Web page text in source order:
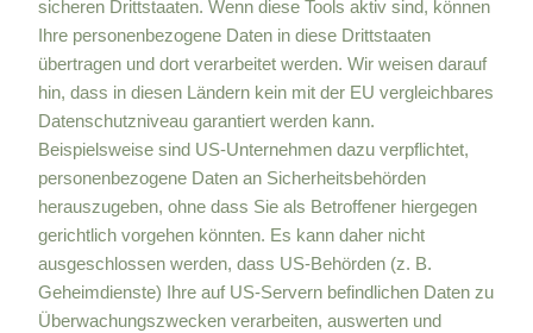
sicheren Drittstaaten. Wenn diese Tools aktiv sind, können
Ihre personenbezogene Daten in diese Drittstaaten
übertragen und dort verarbeitet werden. Wir weisen darauf
hin, dass in diesen Ländern kein mit der EU vergleichbares
Datenschutzniveau garantiert werden kann.
Beispielsweise sind US-Unternehmen dazu verpflichtet,
personenbezogene Daten an Sicherheitsbehörden
herauszugeben, ohne dass Sie als Betroffener hiergegen
gerichtlich vorgehen könnten. Es kann daher nicht
ausgeschlossen werden, dass US-Behörden (z. B.
Geheimdienste) Ihre auf US-Servern befindlichen Daten zu
Überwachungszwecken verarbeiten, auswerten und